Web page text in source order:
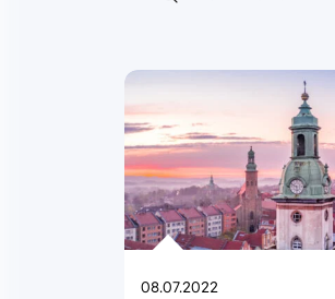
Opublikowano
08.07.2022